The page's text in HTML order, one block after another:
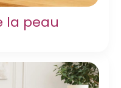
la peau